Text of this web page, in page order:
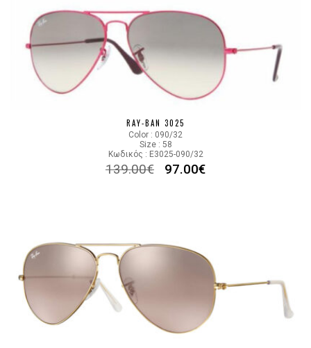
RAY-BAN 3025
Color : 090/32
Size : 58
Κωδικός : E3025-090/32
139.00€ 97.00€